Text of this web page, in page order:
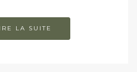
LA SUITE